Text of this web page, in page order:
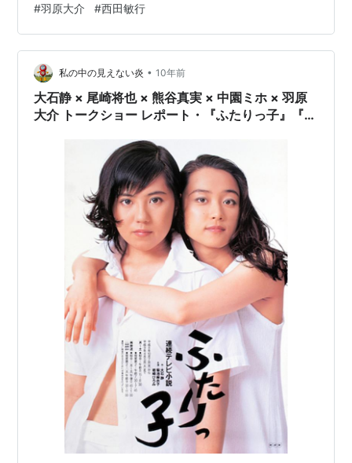
#羽原大介 #西田敏行
私の中の見えない炎 • 10年前
大石静 × 尾崎将也 × 熊谷真実 × 中園ミホ × 羽原
大介 トークショー レポート・『ふたりっ子』『梅